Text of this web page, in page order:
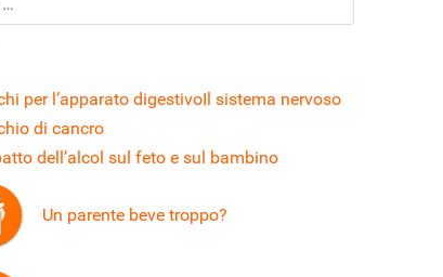
per l’apparato digestivoIl sistema nervoso
di cancro
dell’alcol sul feto e sul bambino
Un parente beve troppo?